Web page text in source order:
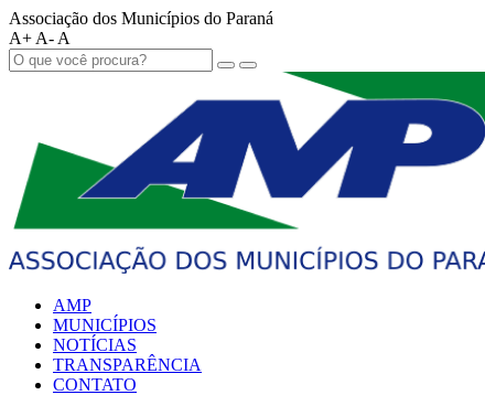
Associação dos Municípios do Paraná
A+ A- A
AMP
MUNICÍPIOS
NOTÍCIAS
TRANSPARÊNCIA
CONTATO